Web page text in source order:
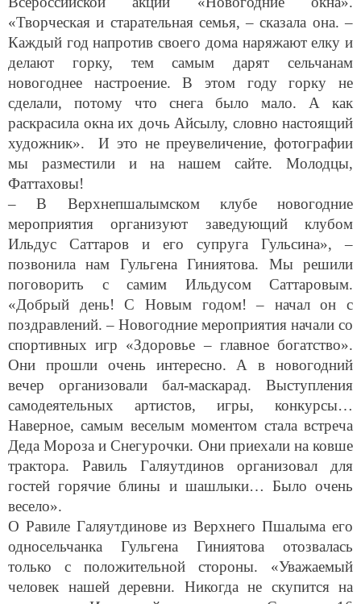
«Творческая и старательная семья, – сказала она. –
Каждый год напротив своего дома наряжают елку и
делают горку, тем самым дарят сельчанам
новогоднее настроение. В этом году горку не
сделали, потому что снега было мало. А как
раскрасила окна их дочь Айсылу, словно настоящий
художник». И это не преувеличение, фотографии
мы разместили и на нашем сайте. Молодцы,
Фаттаховы!
– В Верхнепшалымском клубе новогодние
мероприятия организуют заведующий клубом
Ильдус Саттаров и его супруга Гульсина», –
позвонила нам Гульгена Гиниятова. Мы решили
поговорить с самим Ильдусом Саттаровым.
«Добрый день! С Новым годом! – начал он с
поздравлений. – Новогодние мероприятия начали со
спортивных игр «Здоровье – главное богатство».
Они прошли очень интересно. А в новогодний
вечер организовали бал-маскарад. Выступления
самодеятельных артистов, игры, конкурсы…
Наверное, самым веселым моментом стала встреча
Деда Мороза и Снегурочки. Они приехали на ковше
трактора. Равиль Галяутдинов организовал для
гостей горячие блины и шашлыки… Было очень
весело».
О Равиле Галяутдинове из Верхнего Пшалыма его
односельчанка Гульгена Гиниятова отозвалась
только с положительной стороны. «Уважаемый
человек нашей деревни. Никогда не скупится на
подарки. Известный плотник. Сделал 16